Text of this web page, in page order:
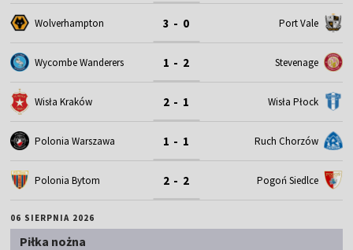
Wolverhampton 3 - 0 Port Vale
Wycombe Wanderers 1 - 2 Stevenage
Wisła Kraków 2 - 1 Wisła Płock
Polonia Warszawa 1 - 1 Ruch Chorzów
Polonia Bytom 2 - 2 Pogoń Siedlce
06 SIERPNIA 2026
Piłka nożna